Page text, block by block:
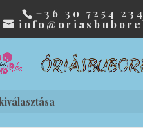
+36 30 7254 234